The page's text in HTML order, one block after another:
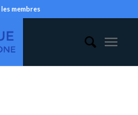
membres